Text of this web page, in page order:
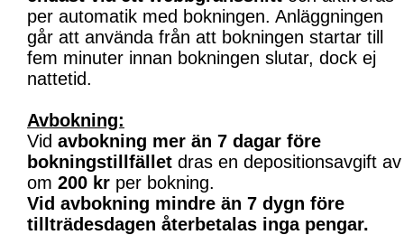
per automatik med bokningen. Anläggningen
går att använda från att bokningen startar till
fem minuter innan bokningen slutar, dock ej
nattetid.
Avbokning:
Vid avbokning mer än 7 dagar före
bokningstillfället dras en depositionsavgift av
om 200 kr per bokning.
Vid avbokning mindre än 7 dygn före
tillträdesdagen återbetalas inga pengar.